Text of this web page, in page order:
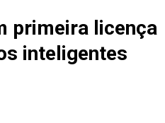
primeira licença
inteligentes